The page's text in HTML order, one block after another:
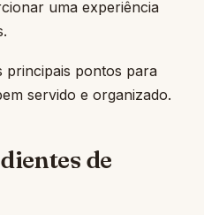
uma experiência
principais pontos para
servido e organizado.
de